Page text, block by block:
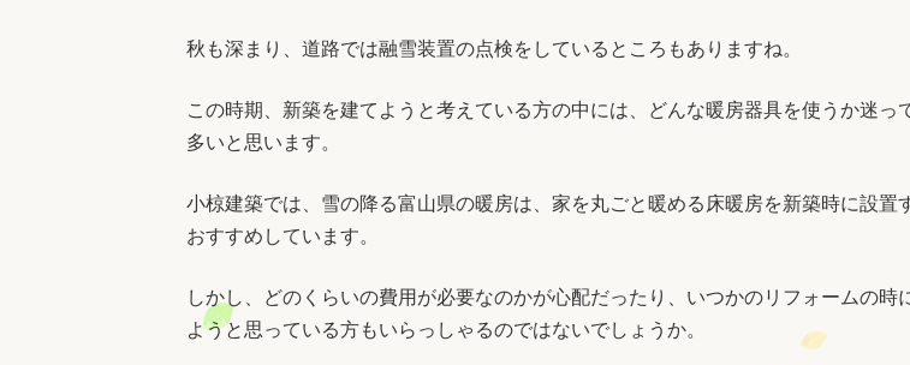
秋も深まり、道路では融雪装置の点検をしているところもありますね。
この時期、新築を建てようと考えている方の中には、どんな暖房器具を使うか迷っ
多いと思います。
小椋建築では、雪の降る富山県の暖房は、家を丸ごと暖める床暖房を新築時に設置
おすすめしています。
しかし、どのくらいの費用が必要なのかが心配だったり、いつかのリフォームの時
ようと思っている方もいらっしゃるのではないでしょうか。